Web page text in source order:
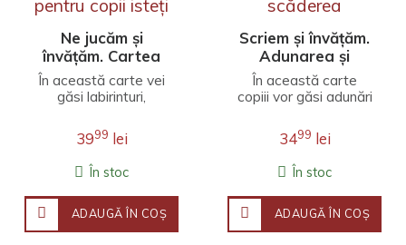
Ne jucăm și
învățăm. Cartea
de activități
pentru copii isteți
În această carte vei
găsi labirinturi,
colorat, linii de trasat
și multe alte ..
3999 lei
În stoc
ADAUGĂ ÎN COŞ
Scriem și învățăm.
Adunarea și
scăderea
În această carte
copiii vor găsi adunări
care vor învăța să le
recunoască ușor..
3499 lei
În stoc
ADAUGĂ ÎN COŞ